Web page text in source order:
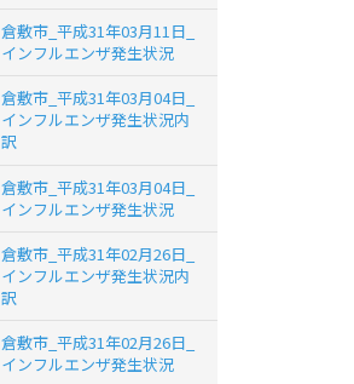
倉敷市_平成31年03月11日_
インフルエンザ発生状況
倉敷市_平成31年03月04日_
インフルエンザ発生状況内
訳
倉敷市_平成31年03月04日_
インフルエンザ発生状況
倉敷市_平成31年02月26日_
インフルエンザ発生状況内
訳
倉敷市_平成31年02月26日_
インフルエンザ発生状況